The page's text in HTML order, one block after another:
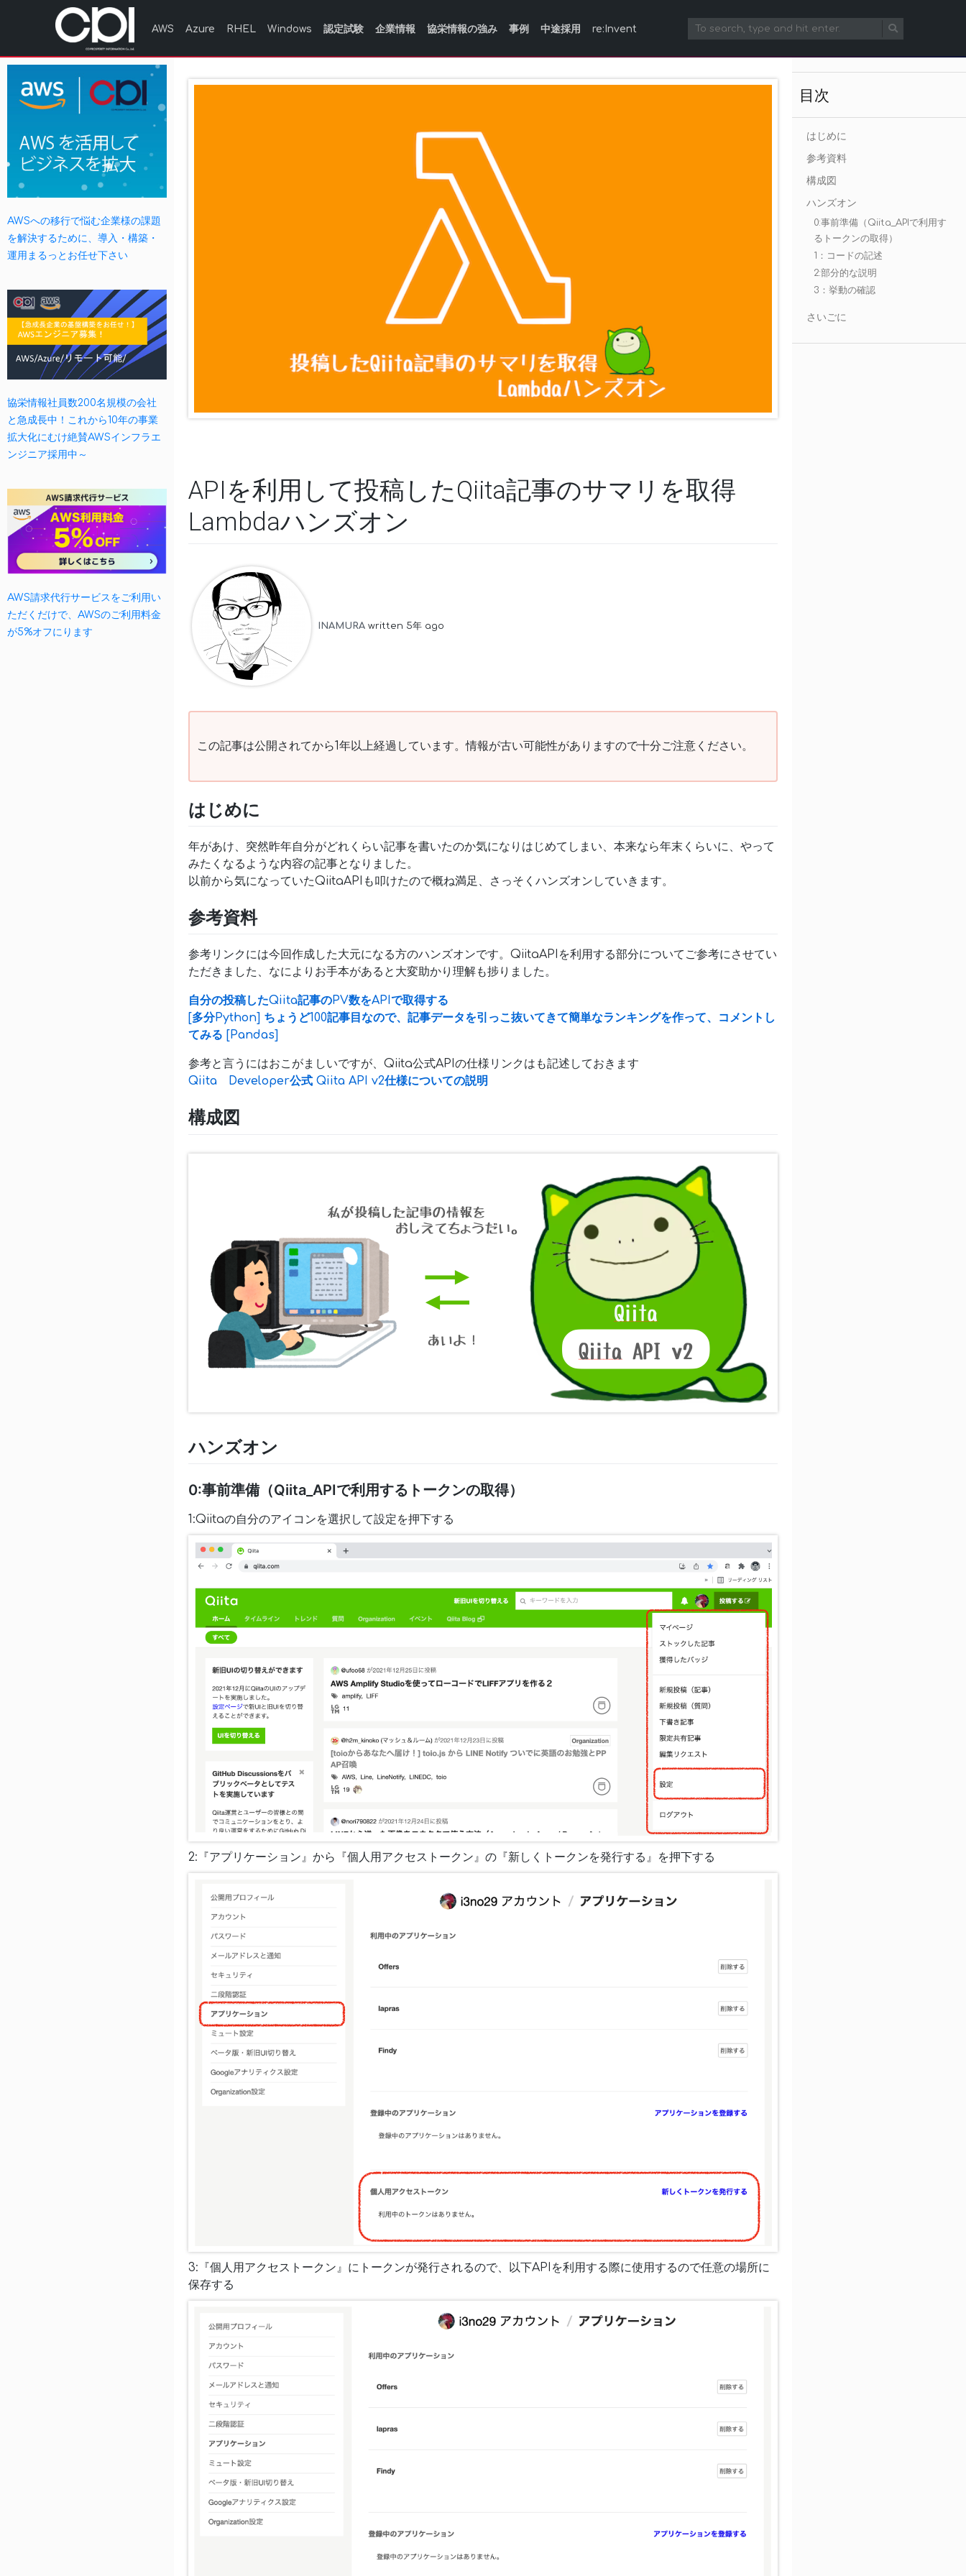
AWS Azure RHEL Windows 認定試験 企業情報 協栄情報の強み 事例 中途採用 re:Invent
AWSへの移行で悩む企業様の課題
を解決するために、導入・構築・
運用まるっとお任せ下さい
協栄情報社員数200名規模の会社
と急成長中！これから10年の事業
拡大化にむけ絶賛AWSインフラエ
ンジニア採用中～
AWS請求代行サービスをご利用い
ただくだけで、AWSのご利用料金
が5%オフにります
APIを利用して投稿したQiita記事のサマリを取得
Lambdaハンズオン
INAMURA written 5年 ago
この記事は公開されてから1年以上経過しています。情報が古い可能性がありますので十分ご注意ください。
はじめに
年があけ、突然昨年自分がどれくらい記事を書いたのか気になりはじめてしまい、本来なら年末くらいに、やって
みたくなるような内容の記事となりました。
以前から気になっていたQiitaAPIも叩けたので概ね満足、さっそくハンズオンしていきます。
参考資料
参考リンクには今回作成した大元になる方のハンズオンです。QiitaAPIを利用する部分についてご参考にさせてい
ただきました、なによりお手本があると大変助かり理解も捗りました。
自分の投稿したQiita記事のPV数をAPIで取得する
[多分Python] ちょうど100記事目なので、記事データを引っこ抜いてきて簡単なランキングを作って、コメントし
てみる [Pandas]
参考と言うにはおこがましいですが、Qiita公式APIの仕様リンクはも記述しておきます
Qiita Developer公式 Qiita API v2仕様についての説明
構成図
ハンズオン
0:事前準備（Qiita_APIで利用するトークンの取得）
1:Qiitaの自分のアイコンを選択して設定を押下する
2:『アプリケーション』から『個人用アクセストークン』の『新しくトークンを発行する』を押下する
3:『個人用アクセストークン』にトークンが発行されるので、以下APIを利用する際に使用するので任意の場所に
保存する
目次
はじめに
参考資料
構成図
ハンズオン
0:事前準備（Qiita_APIで利用す
るトークンの取得）
1：コードの記述
2:部分的な説明
3：挙動の確認
さいごに